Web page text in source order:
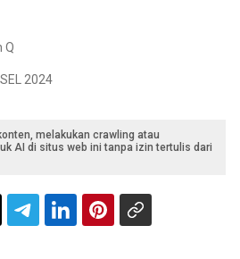
Q
2024
melakukan crawling atau
AI di situs web ini tanpa izin tertulis dari